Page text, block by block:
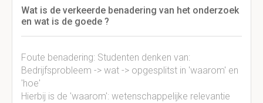
Wat is de verkeerde benadering van het onderzoek
en wat is de goede ?
Foute benadering: Studenten denken van:
Bedrijfsprobleem -> wat -> opgesplitst in 'waarom' en
'hoe'
Hierbij is de 'waarom': wetenschappelijke relevantie